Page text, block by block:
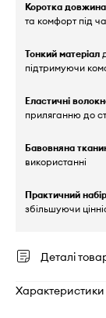
Коротка довжина
та комфорт під
Тонкий матеріал
підтримуючи
Еластичні
приляганню до
Бавовняна
використанні
Практичний
збільшуючи
Деталі